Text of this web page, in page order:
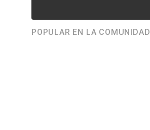
POPULAR EN LA COMUNIDAD